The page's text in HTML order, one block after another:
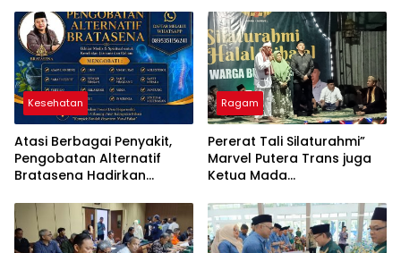
Kesehatan
Atasi Berbagai Penyakit,
Pengobatan Alternatif
Bratasena Hadirkan
Doa, dan Herbal
Ragam
Pererat Tali Silaturahmi”
Marvel Putera Trans juga
Ketua Mada
Acara Halal Bihalal
Bersama Warga
Burangkeng Dan tokoh